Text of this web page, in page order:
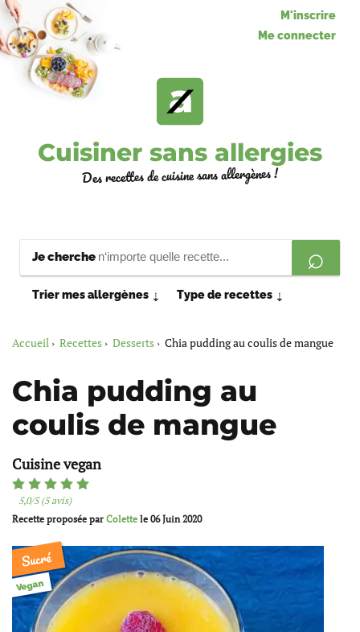
M'inscrire
Me connecter
Cuisiner sans allergies
Des recettes de cuisine sans allergènes !
Je cherche
Trier mes allergènes ⇣ Type de recettes ⇣
Accueil Recettes Desserts Chia pudding au coulis de mangue
Chia pudding au
coulis de mangue
Cuisine vegan
5,0/5 (5 avis)
Recette proposée par Colette le 06 Juin 2020
Sucré
Vegan